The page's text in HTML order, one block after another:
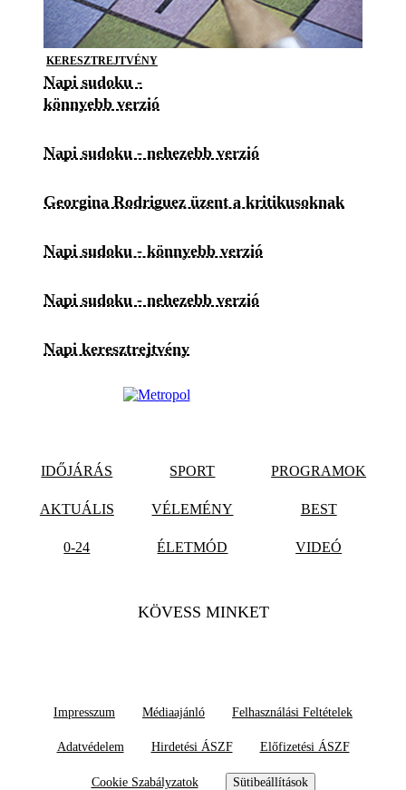
KERESZTREJTVÉNY
Napi sudoku -
könnyebb verzió
Napi sudoku - nehezebb verzió
Georgina Rodriguez üzent a kritikusoknak
Napi sudoku - könnyebb verzió
Napi sudoku - nehezebb verzió
Napi keresztrejtvény
IDŐJÁRÁS SPORT PROGRAMOK
AKTUÁLIS VÉLEMÉNY BEST
0-24 ÉLETMÓD VIDEÓ
KÖVESS MINKET
Impresszum Médiaajánló Felhasználási Feltételek
Adatvédelem Hirdetési ÁSZF Előfizetési ÁSZF
Cookie Szabályzatok Sütibeállítások